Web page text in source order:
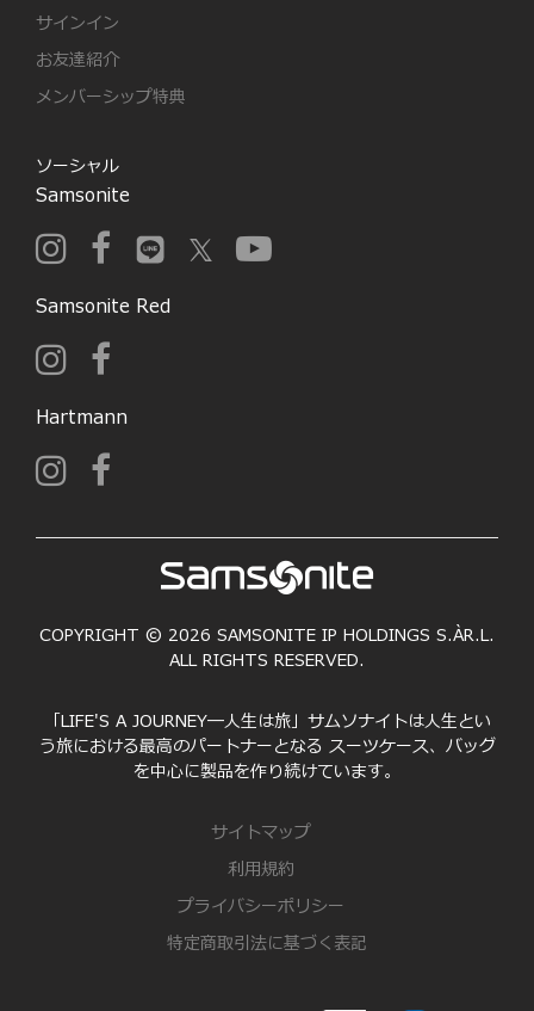
サインイン
お友達紹介
メンバーシップ特典
ソーシャル
Samsonite
Samsonite Red
Hartmann
COPYRIGHT © 2026 SAMSONITE IP HOLDINGS S.ÀR.L.
ALL RIGHTS RESERVED.
「LIFE'S A JOURNEY―人生は旅」サムソナイトは人生とい
う旅における最高のパートナーとなる スーツケース、バッグ
を中心に製品を作り続けています。
サイトマップ
利用規約
プライバシーポリシー
特定商取引法に基づく表記